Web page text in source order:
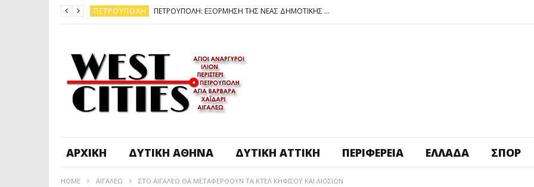
ΠΕΤΡΟΎΠΟΛΗ ΠΕΤΡΟΥΠΟΛΗ: ΕΞΟΡΜΗΣΗ ΤΗΣ ΝΕΑΣ ΔΗΜΟΤΙΚΗΣ ΑΡΧΗΣ ΣΤΑ ΣΧΟΛΕΙΑ
ΠΕΤΡΟΎΠΟΛΗ
ΠΕΤΡΟΎΠΟΛΗ
ΔΥΤΙΚΉ ΑΤΤΙΚΉ ΚΑΙΡΟΣ: ΕΡΧΟΝΤΑΙ ΧΙΟΝΙΑ
ΠΕΤΡΟΎΠΟΛΗ
ΑΡΧΙΚΉ ΔΥΤΙΚΉ ΑΘΉΝΑ ΔΥΤΙΚΉ ΑΤΤΙΚΉ ΠΕΡΙΦΈΡΕΙΑ ΕΛΛΆΔΑ ΣΠΟΡ
HOME ΑΙΓΆΛΕΩ ΣΤΟ ΑΙΓΆΛΕΩ ΘΑ ΜΕΤΑΦΕΡΘΟΎΝ ΤΑ ΚΤΕΛ ΚΗΦΙΣΟΎ ΚΑΙ ΛΙΟΣΊΩΝ